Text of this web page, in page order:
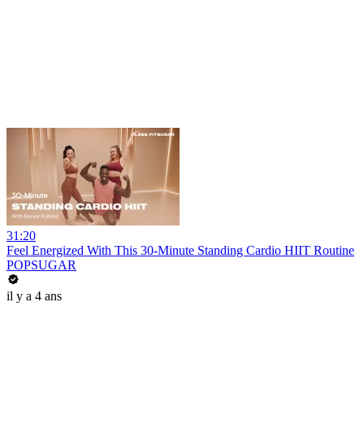
31:20
Feel Energized With This 30-Minute Standing Cardio HIIT Routine
POPSUGAR
il y a 4 ans